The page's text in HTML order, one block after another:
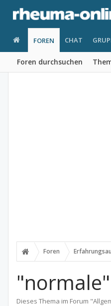
FOREN
Foren durchsuchen
CHAT
Foren
Dieses Thema im Forum "